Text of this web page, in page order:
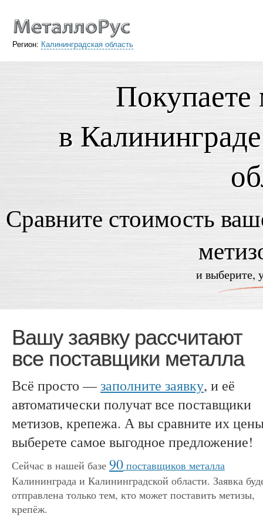
Регион: Калининградская область
в
Сравните стоимость
и выберите,
Вашу заявку рассчитают
все поставщики металла
Всё просто —заполните заявку, и её
автоматически получат все поставщики
метизов, крепежа. А вы сравните их
выберете самое выгодное предложение!
Сейчас в нашей базе 90 поставщиков металла
Калининграда и Калининградской области. Заявка
отправлена только тем, кто может поставить метизы,
крепёж.